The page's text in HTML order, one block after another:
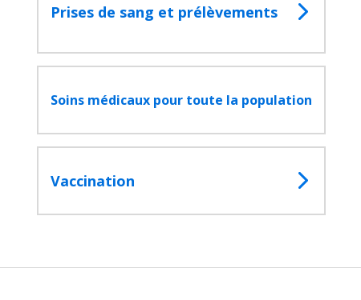
Prises de sang et prélèvements
Soins médicaux pour toute la population
Vaccination